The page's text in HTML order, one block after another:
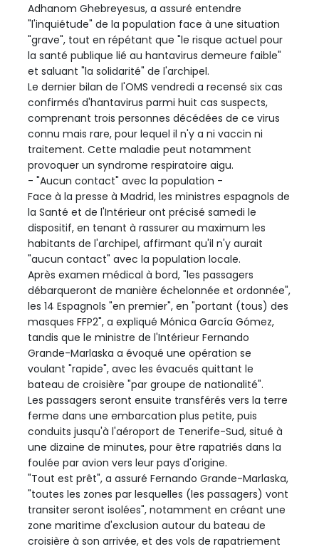
Adhanom Ghebreyesus, a assuré entendre
"l'inquiétude" de la population face à une situation
"grave", tout en répétant que "le risque actuel pour
la santé publique lié au hantavirus demeure faible"
et saluant "la solidarité" de l'archipel.
Le dernier bilan de l'OMS vendredi a recensé six cas
confirmés d'hantavirus parmi huit cas suspects,
comprenant trois personnes décédées de ce virus
connu mais rare, pour lequel il n'y a ni vaccin ni
traitement. Cette maladie peut notamment
provoquer un syndrome respiratoire aigu.
- "Aucun contact" avec la population -
Face à la presse à Madrid, les ministres espagnols de
la Santé et de l'Intérieur ont précisé samedi le
dispositif, en tenant à rassurer au maximum les
habitants de l'archipel, affirmant qu'il n'y aurait
"aucun contact" avec la population locale.
Après examen médical à bord, "les passagers
débarqueront de manière échelonnée et ordonnée",
les 14 Espagnols "en premier", en "portant (tous) des
masques FFP2", a expliqué Mónica García Gómez,
tandis que le ministre de l'Intérieur Fernando
Grande-Marlaska a évoqué une opération se
voulant "rapide", avec les évacués quittant le
bateau de croisière "par groupe de nationalité".
Les passagers seront ensuite transférés vers la terre
ferme dans une embarcation plus petite, puis
conduits jusqu'à l'aéroport de Tenerife-Sud, situé à
une dizaine de minutes, pour être rapatriés dans la
foulée par avion vers leur pays d'origine.
"Tout est prêt", a assuré Fernando Grande-Marlaska,
"toutes les zones par lesquelles (les passagers) vont
transiter seront isolées", notamment en créant une
zone maritime d'exclusion autour du bateau de
croisière à son arrivée, et des vols de rapatriement